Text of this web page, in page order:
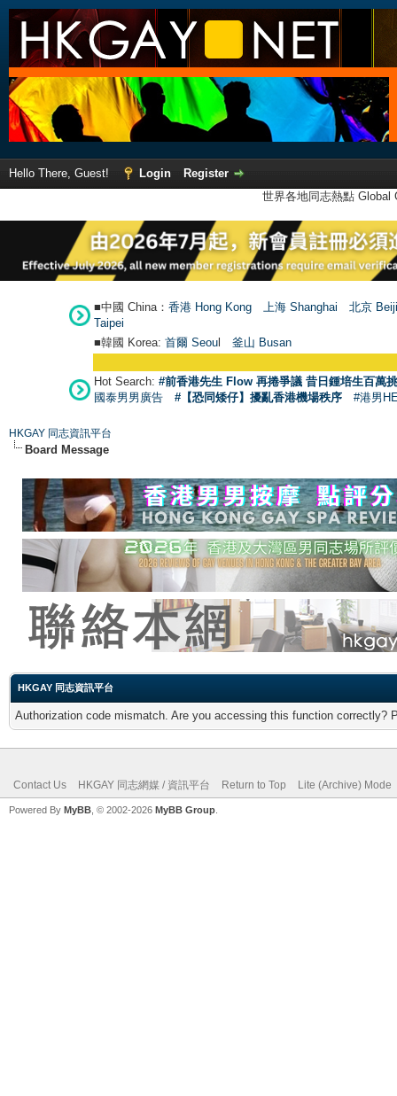
Hello There, Guest! Login
Register
世界各地同志熱點
■中國 China： 香港 Hong Kong 上海 Shanghai
北京
Taipei
■韓國 Korea: 首爾 Seoul 釜山 Busan
Hot Search: #前香港先生 Flow 再捲爭議 昔日鍾培生百萬
國泰男男廣告
#【恐同矮仔】擾亂香港機場秩序 #港男
HKGAY 同志資訊平台
Board Message
HKGAY 同志資訊平台
Authorization code mismatch. Are you accessing this function correctly?
Contact Us HKGAY 同志網媒 / 資訊平台 Return to Top Lite (Archive) Mode
Powered By MyBB , © 2002-2026 MyBB Group